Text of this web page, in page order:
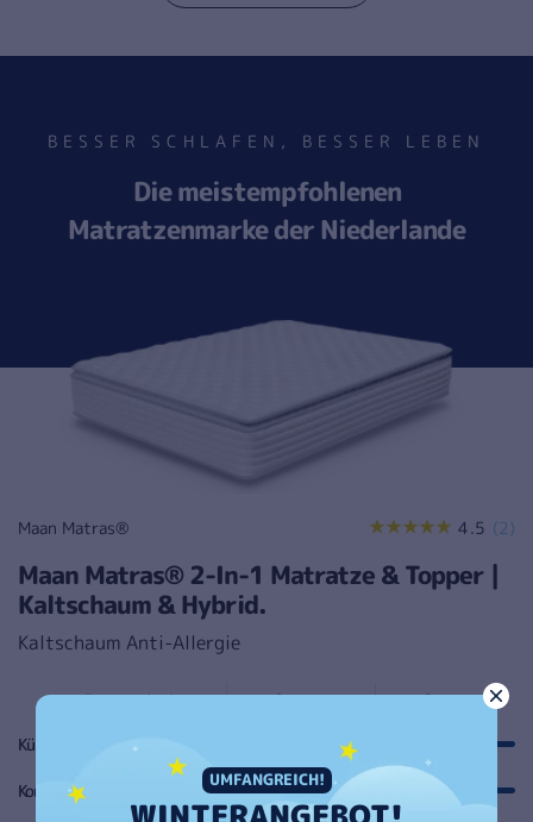
BESSER SCHLAFEN, BESSER LEBEN
Die meistempfohlenen
Matratzenmarke der Niederlande
Anbieter:
Maan Matras® 4.5 (2)
Maan Matras® 2-In-1 Matratze & Topper |
Kaltschaum & Hybrid.
Kaltschaum Anti-Allergie
Fantastisch Besser
Beste
Kühlung
Komfort
UMFANGREICH!